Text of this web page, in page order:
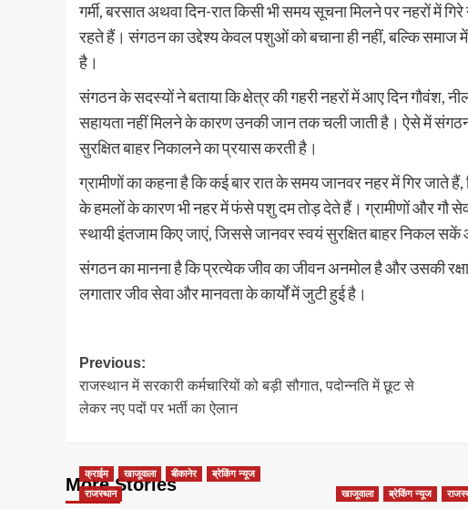
गर्मी, बरसात अथवा दिन-रात किसी भी समय सूचना मिलने पर नहरों में
रहते हैं। संगठन का उद्देश्य केवल पशुओं को बचाना ही नहीं, बल्कि
है।
संगठन के सदस्यों ने बताया कि क्षेत्र की गहरी नहरों में आए दिन
सहायता नहीं मिलने के कारण उनकी जान तक चली जाती है। ऐसे में
सुरक्षित बाहर निकालने का प्रयास करती है।
ग्रामीणों का कहना है कि कई बार रात के समय जानवर नहर में गिर जाते
के हमलों के कारण भी नहर में फंसे पशु दम तोड़ देते हैं। ग्रामीणों और गौ
स्थायी इंतजाम किए जाएं, जिससे जानवर स्वयं सुरक्षित बाहर निकल
संगठन का मानना है कि प्रत्येक जीव का जीवन अनमोल है और उसकी
लगातार जीव सेवा और मानवता के कार्यों में जुटी हुई है।
Post
navigation
Previous:
राजस्थान में सरकारी कर्मचारियों को बड़ी सौगात, पदोन्नति में छूट से
लेकर नए पदों पर भर्ती का ऐलान
More Stories
क्राईम खाजूवाला बीकानेर
ब्रेकिंग न्यूज
राजस्थान
खाजूवाला ब्रेकिंग न्यूज